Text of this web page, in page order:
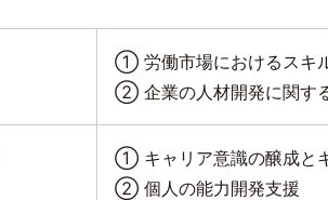
① 労働市場におけるスキ
② 企業の人材開発に関す
① キャリア意識の醸成と
② 個人の能力開発支援